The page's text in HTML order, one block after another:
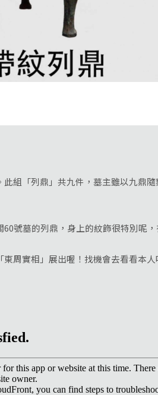
此組「列鼎」共九件，墓主雖以九鼎
墓的列鼎，身上的紋飾很特別呢，
實相」展出喔！找機會去看看本人